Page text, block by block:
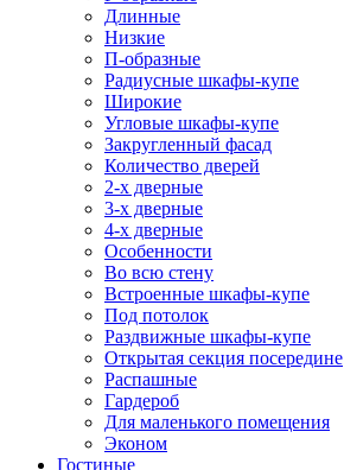
Длинные
Низкие
П-образные
Радиусные шкафы-купе
Широкие
Угловые шкафы-купе
Закругленный фасад
Количество дверей
2-х дверные
3-х дверные
4-х дверные
Особенности
Во всю стену
Встроенные шкафы-купе
Под потолок
Раздвижные шкафы-купе
Открытая секция посередине
Распашные
Гардероб
Для маленького помещения
Эконом
Гостиные